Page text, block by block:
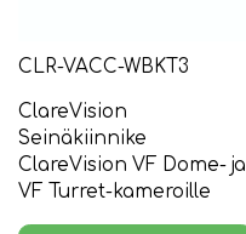
CLR-VACC-WBKT3
ClareVision
Seinäkiinnike
ClareVision VF Dome- ja
VF Turret-kameroille